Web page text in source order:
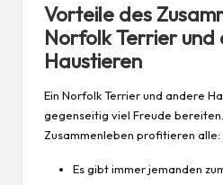
Vorteile des
Norfolk Terrier und
Haustieren
Ein Norfolk Terrier und andere
gegenseitig viel Freude
Zusammenleben profitieren alle:
Es gibt immer jemanden